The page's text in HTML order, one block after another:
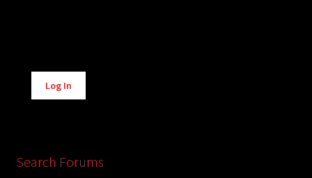
Alternative:
Log In
Search Forums